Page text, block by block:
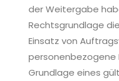
der Weitergabe
Rechtsgrundlage
Einsatz von
personenbezogene
Grundlage eines